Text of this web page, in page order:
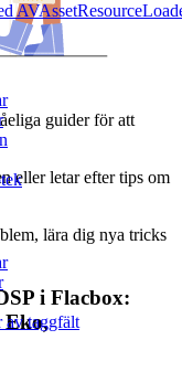
av taggfält
guider för att
eller letar efter tips om
lära dig nya tricks
i Flacbox:
Eko,